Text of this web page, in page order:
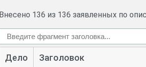
Внесено 136 из 136 заявленных по
Дело Заголовок